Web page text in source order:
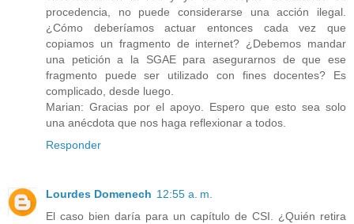
procedencia, no puede considerarse una acción ilegal.
¿Cómo deberíamos actuar entonces cada vez que
copiamos un fragmento de internet? ¿Debemos mandar
una petición a la SGAE para asegurarnos de que ese
fragmento puede ser utilizado con fines docentes? Es
complicado, desde luego.
Marian: Gracias por el apoyo. Espero que esto sea solo
una anécdota que nos haga reflexionar a todos.
Responder
Lourdes Domenech 12:55 a. m.
El caso bien daría para un capítulo de CSI. ¿Quién retira